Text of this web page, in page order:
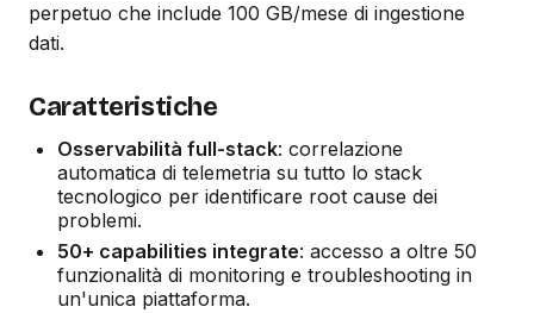
perpetuo che include 100 GB/mese di ingestione
dati.
Caratteristiche
Osservabilità full-stack: correlazione
automatica di telemetria su tutto lo stack
tecnologico per identificare root cause dei
problemi.
50+ capabilities integrate: accesso a oltre 50
funzionalità di monitoring e troubleshooting in
un'unica piattaforma.